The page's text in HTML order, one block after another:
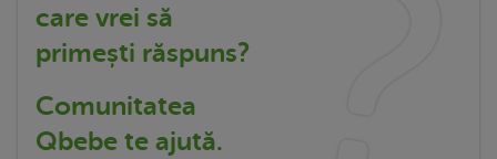
care vrei să
primești răspuns?
Comunitatea
Qbebe te ajută.